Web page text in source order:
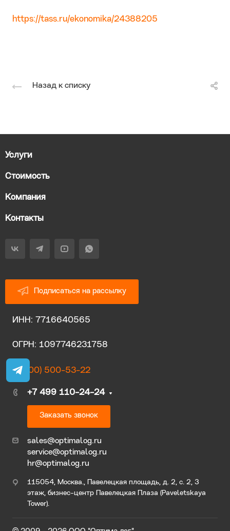
https://tass.ru/ekonomika/24388205
Назад к списку
Услуги
Стоимость
Компания
Контакты
Подписаться на рассылку
ИНН: 7716640565
ОГРН: 1097746231758
8 (800) 500-53-22
+7 499 110-24-24
Заказать звонок
sales@optimalog.ru
service@optimalog.ru
hr@optimalog.ru
115054, Москва., Павелецкая площадь, д. 2, с. 2, 3
этаж, бизнес-центр Павелецкая Плаза (Paveletskaya
Tower).